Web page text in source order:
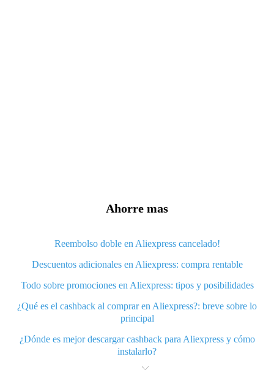
Ahorre mas
Reembolso doble en Aliexpress cancelado!
Descuentos adicionales en Aliexpress: compra rentable
Todo sobre promociones en Aliexpress: tipos y posibilidades
¿Qué es el cashback al comprar en Aliexpress?: breve sobre lo
principal
¿Dónde es mejor descargar cashback para Aliexpress y cómo
instalarlo?